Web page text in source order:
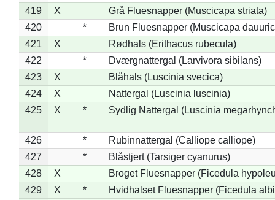
419
X
Grå Fluesnapper (Muscicapa striata)
420
*
Brun Fluesnapper (Muscicapa
421
X
Rødhals (Erithacus rubecula)
422
*
Dværgnattergal (Larvivora sibilans)
423
X
Blåhals (Luscinia svecica)
424
X
Nattergal (Luscinia luscinia)
425
X * Sydlig Nattergal (Luscinia
426 *
Rubinnattergal (Calliope calliope)
427
*
Blåstjert (Tarsiger cyanurus)
428
X
Broget Fluesnapper (Ficedula
429
X *
Hvidhalset Fluesnapper (Ficedula